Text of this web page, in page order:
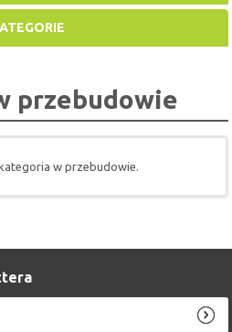
przebudowie
w przebudowie.